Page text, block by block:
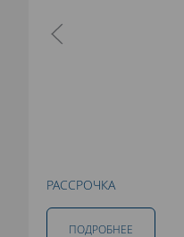
РАССРОЧКА
ПОДРОБНЕЕ